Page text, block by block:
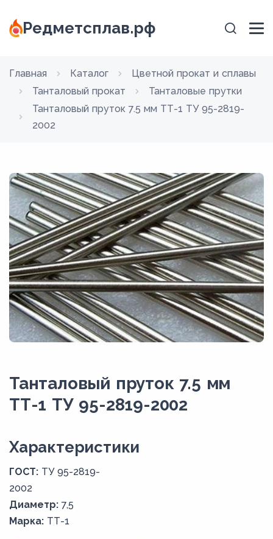
Редметсплав.рф
Главная Каталог
Цветной прокат и сплавы
Танталовый прокат
Танталовые прутки
Танталовый пруток 7.5 мм ТТ-1 ТУ 95-2819-
2002
Танталовый пруток 7.5 мм
ТТ-1 ТУ 95-2819-2002
Xарактеристики
ГОСТ: ТУ 95-2819-
2002
Диаметр: 7,5
Марка: ТТ-1